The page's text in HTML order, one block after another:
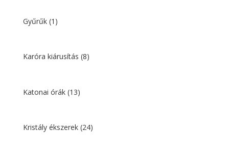
Gyűrűk (1)
Karóra kiárusítás (8)
Katonai órák (13)
Kristály ékszerek (24)